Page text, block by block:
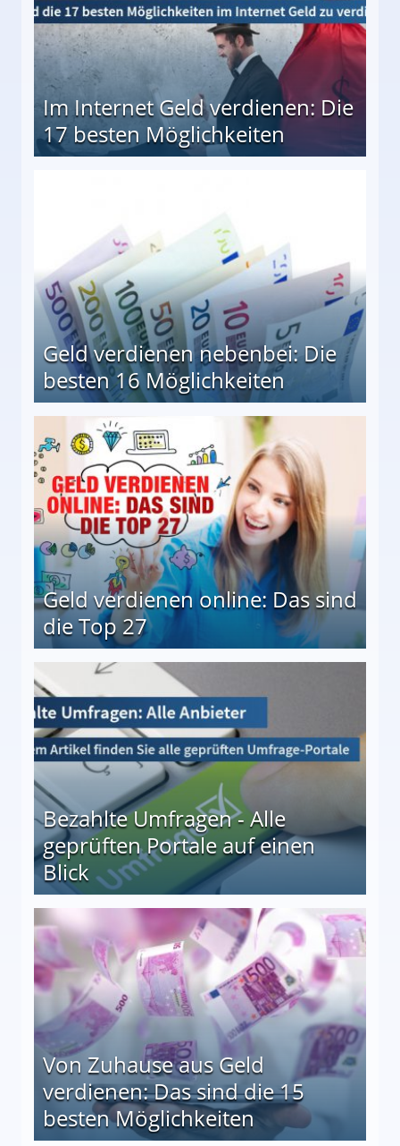
Im Internet Geld verdienen: Die
17 besten Möglichkeiten
Geld verdienen nebenbei: Die
besten 16 Möglichkeiten
Geld verdienen online: Das sind
die Top 27
Bezahlte Umfragen - Alle
geprüften Portale auf einen
Blick
auf einen Blick
Von Zuhause aus Geld
verdienen: Das sind die 15
besten Möglichkeiten